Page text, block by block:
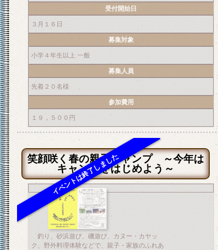
受付開始日
３月１６日
募集対象
小学４年生以上 一般
募集人員
先着２０名様
参加費用
１９，５００円
笑顔咲く春の親子キャンプ ～今年は
キャンプをはじめよう～
釣り、砂浜遊び、磯遊び、カヌー・カヤッ
ク、野外料理体験などで、親子・家族のふれあ